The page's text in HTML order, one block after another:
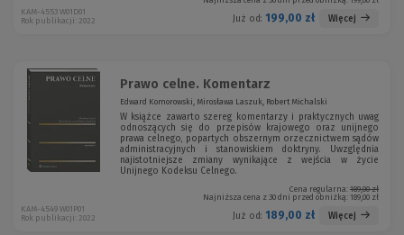
Już od: 199,00 zł Więcej
KAM-4553 W01D01
Rok publikacji: 2022
Prawo celne. Komentarz
Edward Komorowski, Mirosława Laszuk, Robert Michalski
W książce zawarto szereg komentarzy i praktycznych uwag
odnoszących się do przepisów krajowego oraz unijnego
prawa celnego, popartych obszernym orzecznictwem sądów
administracyjnych i stanowiskiem doktryny. Uwzględnia
najistotniejsze zmiany wynikające z wejścia w życie
Unijnego Kodeksu Celnego.
Cena regularna: 189,00 zł
Najniższa cena z 30 dni przed obniżką: 189,00 zł
Już od: 189,00 zł Więcej
KAM-4549 W01P01
Rok publikacji: 2022